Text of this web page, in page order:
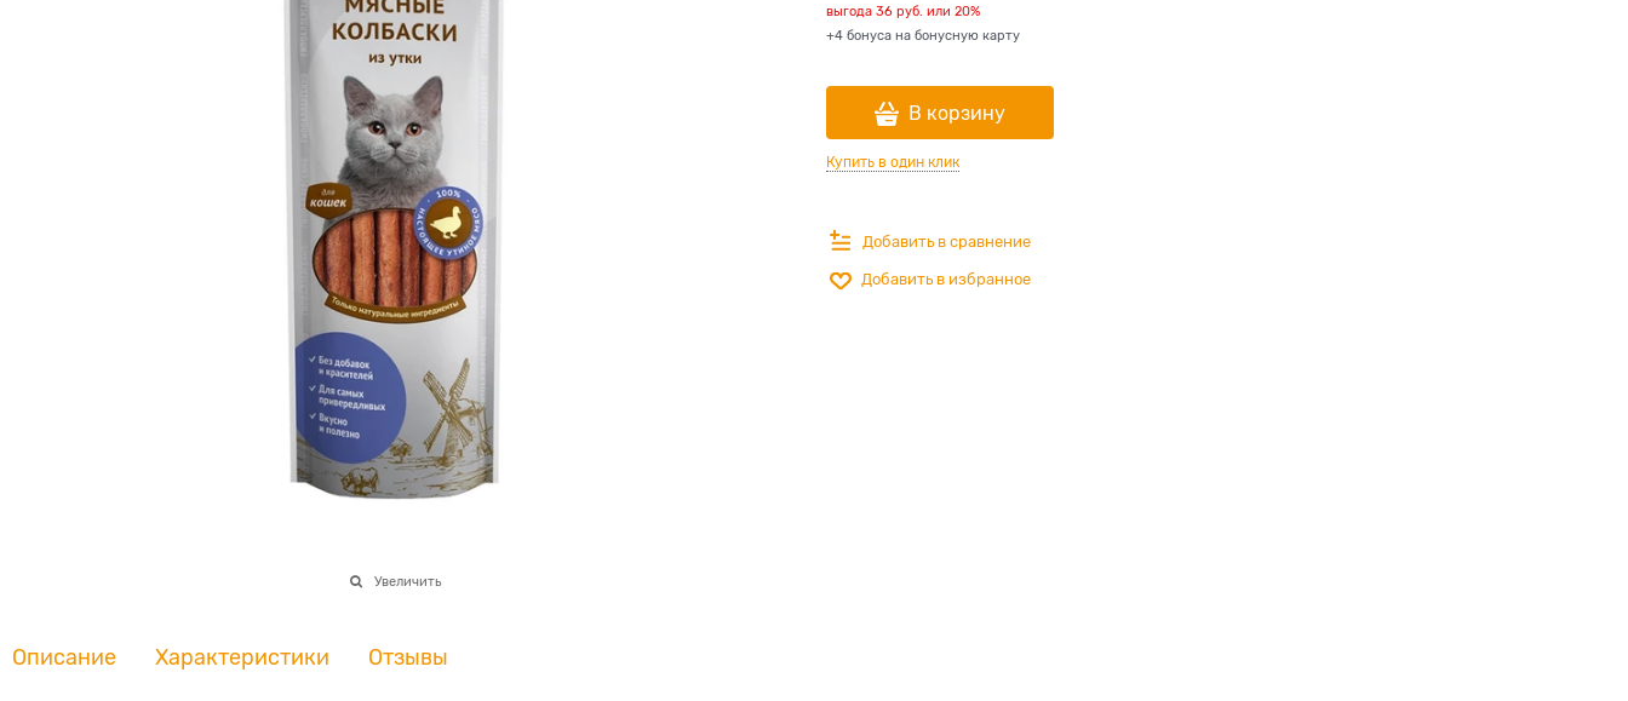
Увеличить
выгода 36 руб. или 20%
+4 бонуса на бонусную карту
В корзину
Купить в один клик
Добавить в сравнение
Добавить в избранное
Описание Характеристики Отзывы